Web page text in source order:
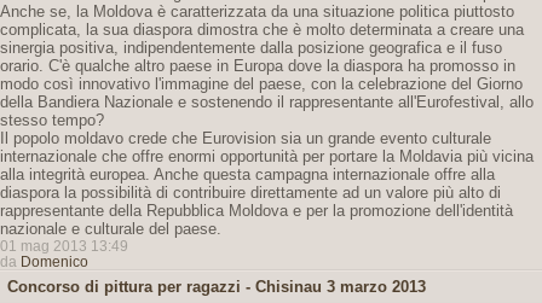
Anche se, la Moldova è caratterizzata da una situazione politica piuttosto
complicata, la sua diaspora dimostra che è molto determinata a creare una
sinergia positiva, indipendentemente dalla posizione geografica e il fuso
orario. C'è qualche altro paese in Europa dove la diaspora ha promosso in
modo così innovativo l'immagine del paese, con la celebrazione del Giorno
della Bandiera Nazionale e sostenendo il rappresentante all'Eurofestival, allo
stesso tempo?
Il popolo moldavo crede che Eurovision sia un grande evento culturale
internazionale che offre enormi opportunità per portare la Moldavia più vicina
alla integrità europea. Anche questa campagna internazionale offre alla
diaspora la possibilità di contribuire direttamente ad un valore più alto di
rappresentante della Repubblica Moldova e per la promozione dell'identità
nazionale e culturale del paese.
01 mag 2013 13:49
da Domenico
Concorso di pittura per ragazzi - Chisinau 3 marzo 2013